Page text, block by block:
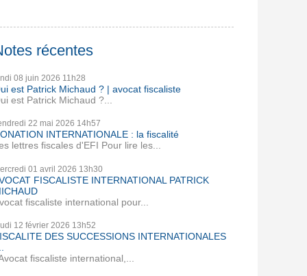
récentes
08 juin 2026 11h28
est Patrick Michaud ? | avocat fiscaliste
est Patrick Michaud ?...
22 mai 2026 14h57
INTERNATIONALE : la fiscalité
lettres fiscales d'EFI Pour lire les...
01 avril 2026 13h30
FISCALISTE INTERNATIONAL PATRICK
fiscaliste international pour...
12 février 2026 13h52
DES SUCCESSIONS INTERNATIONALES
fiscaliste international,...